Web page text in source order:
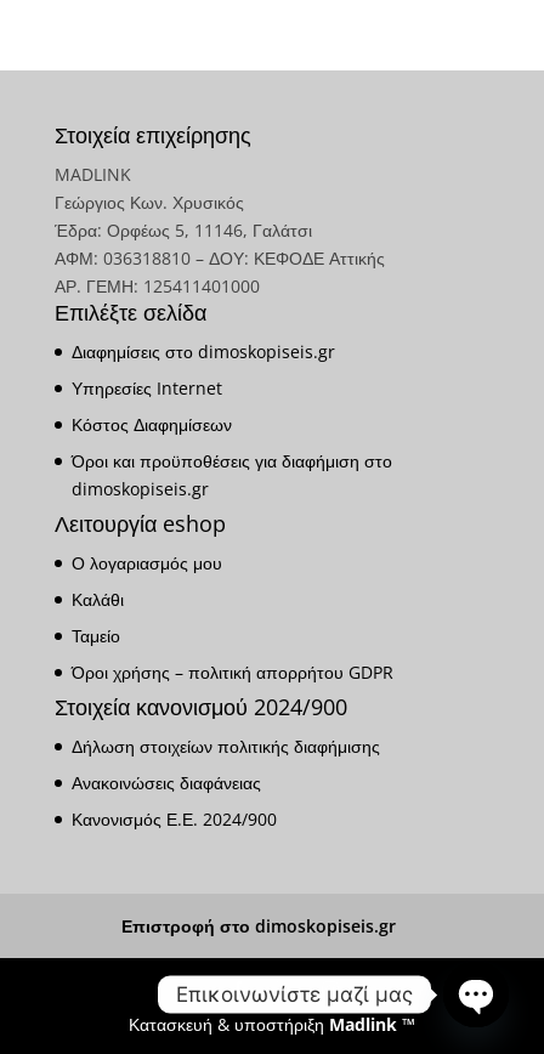
Στοιχεία επιχείρησης
MADLINK
Γεώργιος Κων. Χρυσικός
Έδρα: Ορφέως 5, 11146, Γαλάτσι
ΑΦΜ: 036318810 – ΔΟΥ: ΚΕΦΟΔΕ Αττικής
ΑΡ. ΓΕΜΗ: 125411401000
Επιλέξτε σελίδα
Διαφημίσεις στο dimoskopiseis.gr
Υπηρεσίες Internet
Κόστος Διαφημίσεων
Όροι και προϋποθέσεις για διαφήμιση στο
dimoskopiseis.gr
Λειτουργία eshop
Ο λογαριασμός μου
Καλάθι
Ταμείο
Όροι χρήσης – πολιτική απορρήτου GDPR
Στοιχεία κανονισμού 2024/900
Δήλωση στοιχείων πολιτικής διαφήμισης
Ανακοινώσεις διαφάνειας
Κανονισμός Ε.Ε. 2024/900
Επιστροφή στο dimoskopiseis.gr
Κατασκευή & υποστήριξη Madlink ™
Επικοινωνίστε μαζί μας